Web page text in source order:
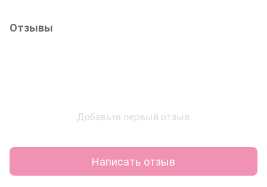
Отзывы
Добавьте первый отзыв
Написать отзыв